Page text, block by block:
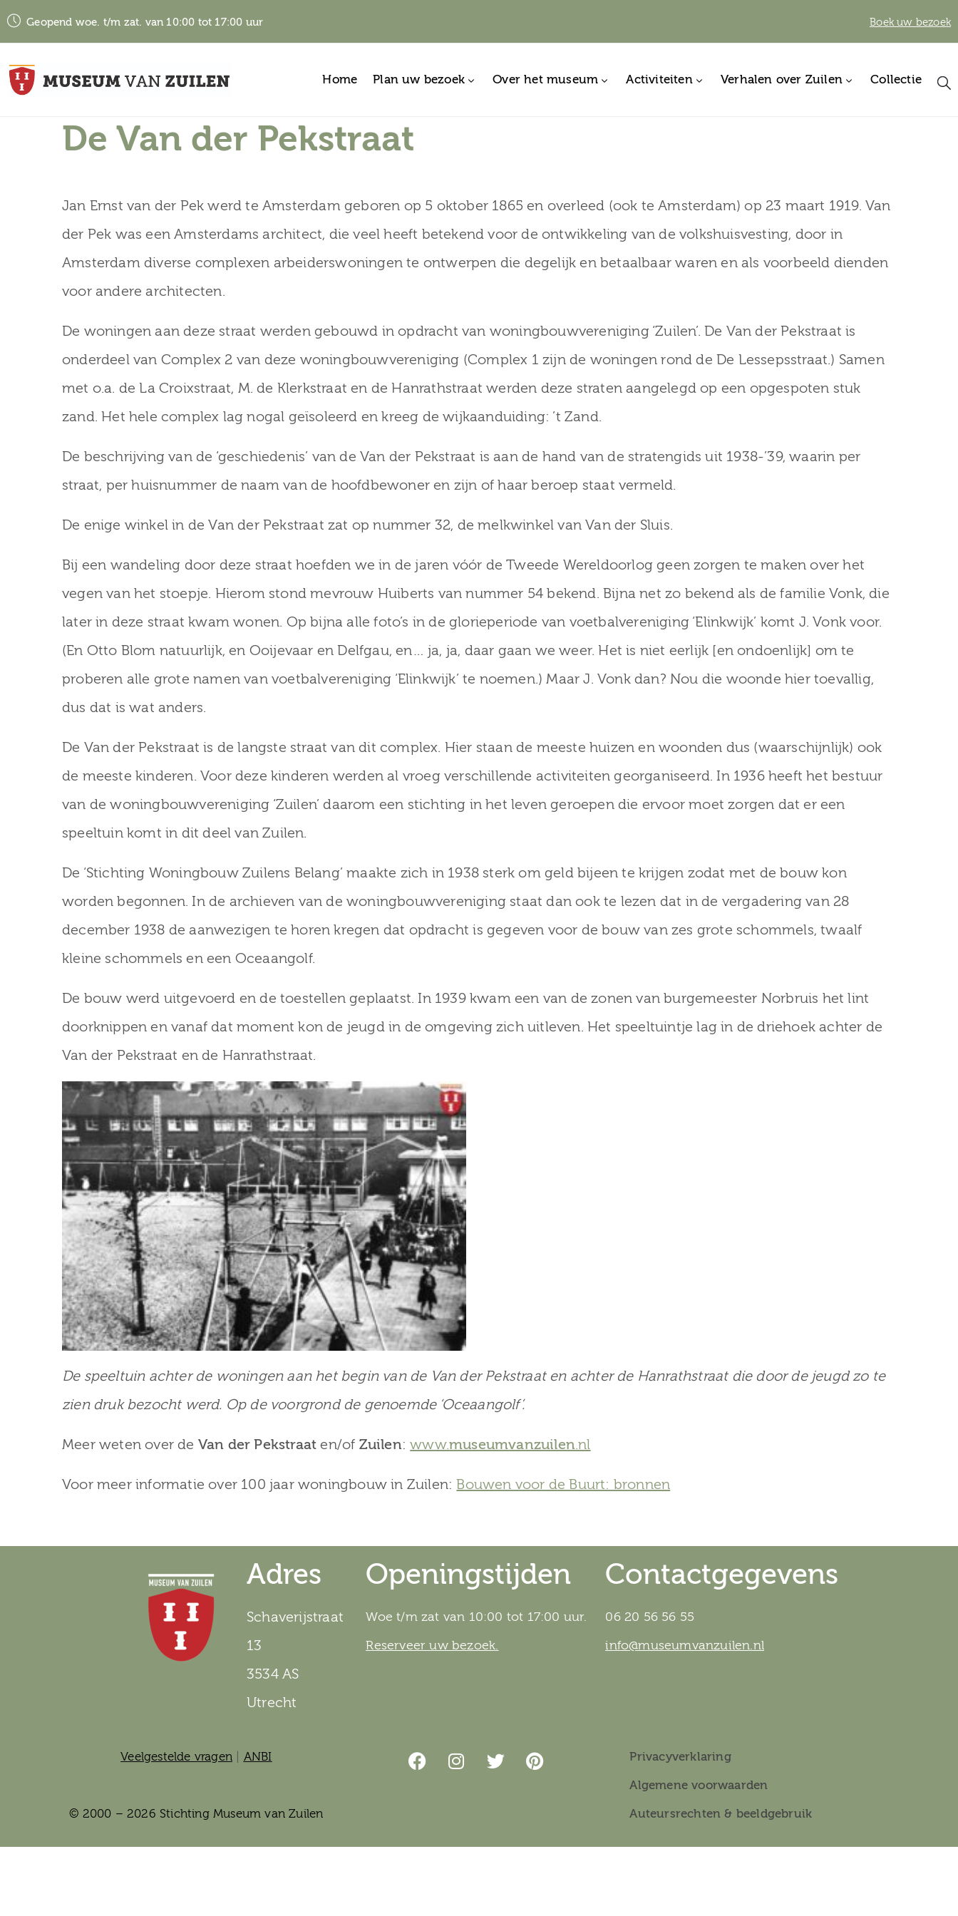
Geopend woe. t/m zat. van 10:00 tot 17:00 uur Boek uw bezoek
Home Plan uw bezoek Over het museum Activiteiten Verhalen over Zuilen Collectie
De Van der Pekstraat
Jan Ernst van der Pek werd te Amsterdam geboren op 5 oktober 1865 en overleed (ook te Amsterdam) op 23 maart 1919. Van
der Pek was een Amsterdams architect, die veel heeft betekend voor de ontwikkeling van de volkshuisvesting, door in
Amsterdam diverse complexen arbeiderswoningen te ontwerpen die degelijk en betaalbaar waren en als voorbeeld dienden
voor andere architecten.
De woningen aan deze straat werden gebouwd in opdracht van woningbouwvereniging ‘Zuilen’. De Van der Pekstraat is
onderdeel van Complex 2 van deze woningbouwvereniging (Complex 1 zijn de woningen rond de De Lessepsstraat.) Samen
met o.a. de La Croixstraat, M. de Klerkstraat en de Hanrathstraat werden deze straten aangelegd op een opgespoten stuk
zand. Het hele complex lag nogal geïsoleerd en kreeg de wijkaanduiding: ’t Zand.
De beschrijving van de ‘geschiedenis’ van de Van der Pekstraat is aan de hand van de stratengids uit 1938-’39, waarin per
straat, per huisnummer de naam van de hoofdbewoner en zijn of haar beroep staat vermeld.
De enige winkel in de Van der Pekstraat zat op nummer 32, de melkwinkel van Van der Sluis.
Bij een wandeling door deze straat hoefden we in de jaren vóór de Tweede Wereldoorlog geen zorgen te maken over het
vegen van het stoepje. Hierom stond mevrouw Huiberts van nummer 54 bekend. Bijna net zo bekend als de familie Vonk, die
later in deze straat kwam wonen. Op bijna alle foto’s in de glorieperiode van voetbalvereniging ‘Elinkwijk’ komt J. Vonk voor.
(En Otto Blom natuurlijk, en Ooijevaar en Delfgau, en… ja, ja, daar gaan we weer. Het is niet eerlijk [en ondoenlijk] om te
proberen alle grote namen van voetbalvereniging ‘Elinkwijk’ te noemen.) Maar J. Vonk dan? Nou die woonde hier toevallig,
dus dat is wat anders.
De Van der Pekstraat is de langste straat van dit complex. Hier staan de meeste huizen en woonden dus (waarschijnlijk) ook
de meeste kinderen. Voor deze kinderen werden al vroeg verschillende activiteiten georganiseerd. In 1936 heeft het bestuur
van de woningbouwvereniging ‘Zuilen’ daarom een stichting in het leven geroepen die ervoor moet zorgen dat er een
speeltuin komt in dit deel van Zuilen.
De ‘Stichting Woningbouw Zuilens Belang’ maakte zich in 1938 sterk om geld bijeen te krijgen zodat met de bouw kon
worden begonnen. In de archieven van de woningbouwvereniging staat dan ook te lezen dat in de vergadering van 28
december 1938 de aanwezigen te horen kregen dat opdracht is gegeven voor de bouw van zes grote schommels, twaalf
kleine schommels en een Oceaangolf.
De bouw werd uitgevoerd en de toestellen geplaatst. In 1939 kwam een van de zonen van burgemeester Norbruis het lint
doorknippen en vanaf dat moment kon de jeugd in de omgeving zich uitleven. Het speeltuintje lag in de driehoek achter de
Van der Pekstraat en de Hanrathstraat.
De speeltuin achter de woningen aan het begin van de Van der Pekstraat en achter de Hanrathstraat die door de jeugd zo te
zien druk bezocht werd. Op de voorgrond de genoemde ‘Oceaangolf’.
Meer weten over de Van der Pekstraaten/of Zuilen:www.museumvanzuilen.nl
Voor meer informatie over 100 jaar woningbouw in Zuilen:Bouwen voor de Buurt: bronnen
Adres
Schaverijstraat
13
3534 AS
Utrecht
Openingstijden
Woe t/m zat van 10:00 tot 17:00 uur.
Reserveer uw bezoek.
Contactgegevens
06 20 56 56 55
info@museumvanzuilen.nl
Veelgestelde vragen ANBI
© 2000 – 2026 Stichting Museum van Zuilen
Privacyverklaring
Algemene voorwaarden
Auteursrechten & beeldgebruik